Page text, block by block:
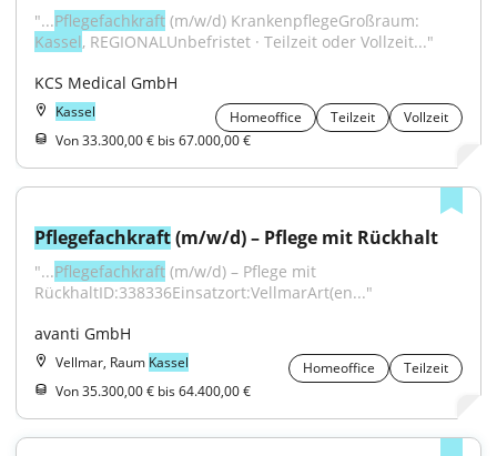
"...Pflegefachkraft
Kassel, REGIONALUnbefristet · Teilzeit oder Vollzeit..."
KCS Medical GmbH
Kassel Homeoffice Teilzeit
Vollzeit
Von 33.300,00 € bis 67.000,00 €
Pflegefachkraft (m/w/d) – Pflege mit Rückhalt
"...Pflegefachkraft (m/w/d) – Pflege mit
RückhaltID:338336Einsatzort:VellmarArt(en..."
avanti GmbH
Vellmar, Raum Kassel Homeoffice
Teilzeit
Von 35.300,00 € bis 64.400,00 €